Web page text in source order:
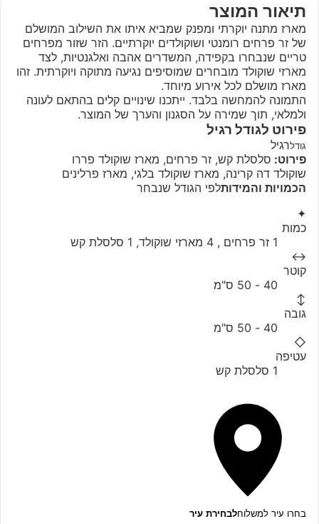
תיאור המוצר
מארז מתנה יוקרתי ומפנק שמביא איתו את השילוב המושלם
של זר פרחים רומנטי ושוקולדים יוקרתיים. הזר שזור מפרחים
טריים שנבחרו בקפידה, המשדרים אהבה ואלגנטיות, לצד
מארזי שוקולד מובחרים שמוסיפים נגיעה מתוקה ויוקרתית. זהו
מארז מושלם לכל אירוע מיוחד.
התמונה להמחשה בלבד. ייתכנו שינויים קלים בהתאם לעונה
ולמלאי, תוך שמירה על הסגנון והערך של המוצר.
פירוט לגודל רגיל
גודלרגיל
פירוט: סלסלת קש, זר פרחים, מארז שוקולד פררו
שוקולד דה קרינה, מארז שוקולד בלגי, מארז פרלינים
הכמויות והמידותלפי הגודל שנבחר
✦
כמות
1 זר פרחים , 4 מארזי שוקולד, 1 סלסלת קש
↔
קוטר
40 - 50 ס"מ
↕
גובה
40 - 50 ס"מ
◇
עטיפה
1 סלסלת קש
בחרו עיר למשלוחלבחירת עיר